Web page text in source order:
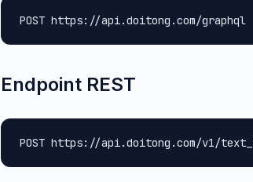
POST https://api.doitong.com/graphql
Endpoint REST
POST https://api.doitong.com/v1/